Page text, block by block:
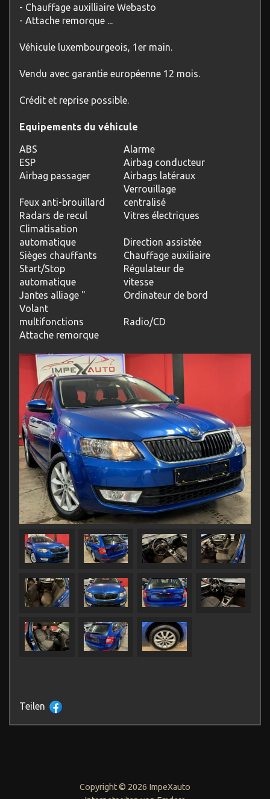
- Chauffage auxilliaire Webasto
- Attache remorque ...
Véhicule luxembourgeois, 1er main.
Vendu avec garantie européenne 12 mois.
Crédit et reprise possible.
Equipements du véhicule
ABS
Alarme
ESP
Airbag conducteur
Airbag passager
Airbags latéraux
Feux anti-brouillard
Verrouillage
centralisé
Radars de recul
Vitres électriques
Climatisation
automatique
Direction assistée
Sièges chauffants
Chauffage auxiliaire
Start/Stop
automatique
Régulateur de
vitesse
Jantes alliage "
Ordinateur de bord
Volant
multifonctions
Radio/CD
Attache remorque
Teilen
Copyright © 2026 ImpeXauto